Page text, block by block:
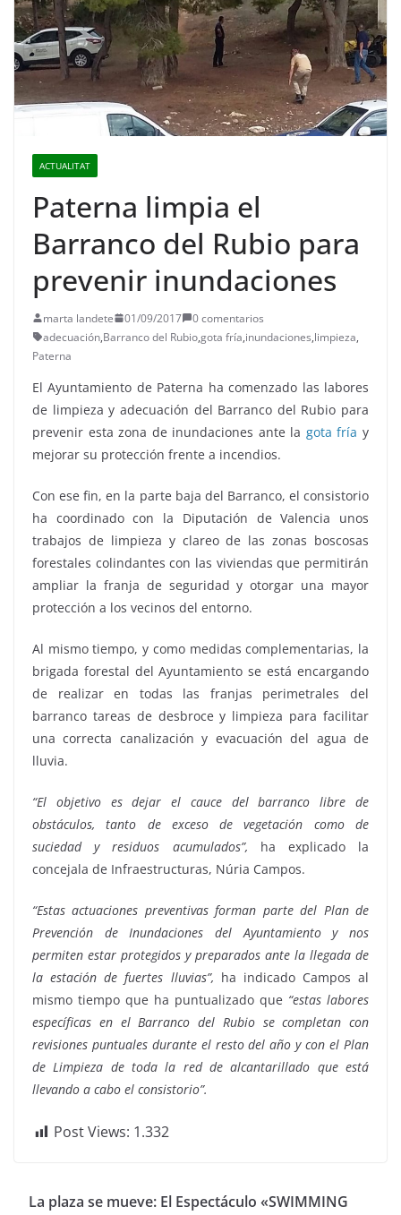
ACTUALITAT
Paterna limpia el
Barranco del Rubio para
prevenir inundaciones
marta landete 01/09/2017
0 comentarios
adecuación,Barranco del Rubio,gota fría,inundaciones,limpieza,
Paterna
El Ayuntamiento de Paterna ha comenzado las labores
de limpieza y adecuación del Barranco del Rubio para
prevenir esta zona de inundaciones ante la gota fría y
mejorar su protección frente a incendios.
Con ese fin, en la parte baja del Barranco, el consistorio
ha coordinado con la Diputación de Valencia unos
trabajos de limpieza y clareo de las zonas boscosas
forestales colindantes con las viviendas que permitirán
ampliar la franja de seguridad y otorgar una mayor
protección a los vecinos del entorno.
Al mismo tiempo, y como medidas complementarias, la
brigada forestal del Ayuntamiento se está encargando
de realizar en todas las franjas perimetrales del
barranco tareas de desbroce y limpieza para facilitar
una correcta canalización y evacuación del agua de
lluvia.
“El objetivo es dejar el cauce del barranco libre de
obstáculos, tanto de exceso de vegetación como de
suciedad y residuos acumulados”, ha explicado la
concejala de Infraestructuras, Núria Campos.
“Estas actuaciones preventivas forman parte del Plan de
Prevención de Inundaciones del Ayuntamiento y nos
permiten estar protegidos y preparados ante la llegada de
la estación de fuertes lluvias”, ha indicado Campos al
mismo tiempo que ha puntualizado que “estas labores
específicas en el Barranco del Rubio se completan con
revisiones puntuales durante el resto del año y con el Plan
de Limpieza de toda la red de alcantarillado que está
llevando a cabo el consistorio”.
Post Views: 1.332
La plaza se mueve: El Espectáculo «SWIMMING